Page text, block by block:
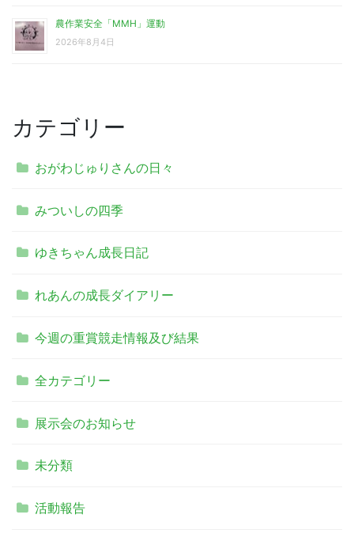
農作業安全「MMH」運動
2026年8月4日
カテゴリー
おがわじゅりさんの日々
みついしの四季
ゆきちゃん成長日記
れあんの成長ダイアリー
今週の重賞競走情報及び結果
全カテゴリー
展示会のお知らせ
未分類
活動報告